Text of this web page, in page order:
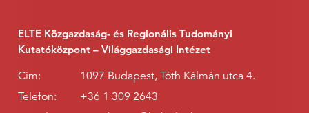
ELTE Közgazdaság- és Regionális Tudományi
Kutatóközpont – Világgazdasági Intézet
Cím:
1097 Budapest, Tóth Kálmán utca 4.
Telefon:
+36 1 309 2643